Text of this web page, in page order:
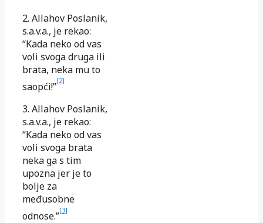
2. Allahov Poslanik,
s.a.v.a., je rekao:
“Kada neko od vas
voli svoga druga ili
brata, neka mu to
saopći!”[2]
3. Allahov Poslanik,
s.a.v.a., je rekao:
“Kada neko od vas
voli svoga brata
neka ga s tim
upozna jer je to
bolje za
međusobne
odnose.”[3]